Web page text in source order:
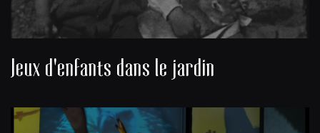
Jeux d'enfants dans le jardin